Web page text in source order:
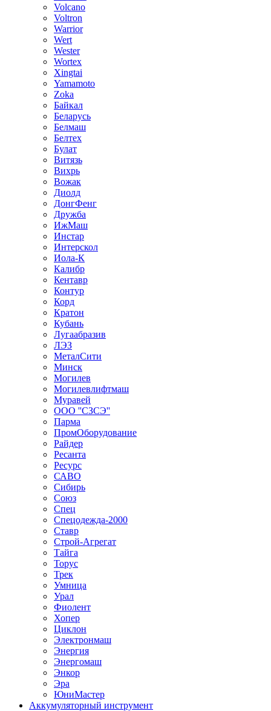
Volcano
Voltron
Warrior
Wert
Wester
Wortex
Xingtai
Yamamoto
Zoka
Байкал
Беларусь
Белмаш
Белтех
Булат
Витязь
Вихрь
Вожак
Диолд
ДонгФенг
Дружба
ИжМаш
Инстар
Интерскол
Иола-К
Калибр
Кентавр
Контур
Корд
Кратон
Кубань
Лугаабразив
ЛЭЗ
МеталСити
Минск
Могилев
Могилевлифтмаш
Муравей
ООО ''СЗСЭ''
Парма
ПромОборудование
Райдер
Ресанта
Ресурс
САВО
Сибирь
Союз
Спец
Спецодежда-2000
Ставр
Строй-Агрегат
Тайга
Торус
Трек
Умница
Урал
Фиолент
Хопер
Циклон
Электронмаш
Энергия
Энергомаш
Энкор
Эра
ЮниМастер
Аккумуляторный инструмент